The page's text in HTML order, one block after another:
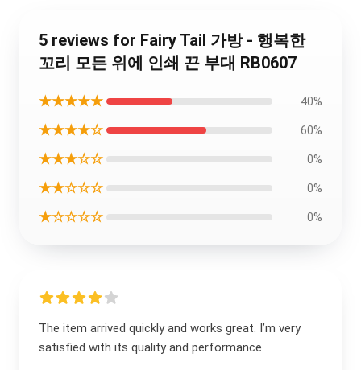
5 reviews for Fairy Tail 가방 - 행복한
꼬리 모든 위에 인쇄 끈 부대 RB0607
★★★★★ 40%
★★★★☆ 60%
★★★☆☆ 0%
★★☆☆☆ 0%
★☆☆☆☆ 0%
The item arrived quickly and works great. I’m very
satisfied with its quality and performance.